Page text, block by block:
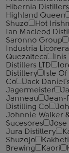
Hibernia Distillers
Highland Queen
Shuzo
Hot
Ian Macleod
Saronno Group
Industria
Quezalteca
Distillers LTD
Distillery
Isle
Co
Jack
Jagermeister
Janneau
Jean-
Distilling Co
Johnnie Walker
Sucesores
Jose
Jura Distillery
Shuzojo
Brewing
Kaori